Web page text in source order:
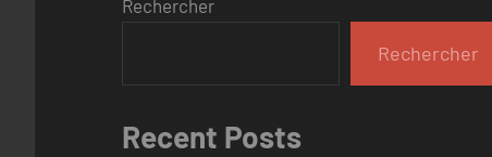
Rechercher
Rechercher
Recent Posts